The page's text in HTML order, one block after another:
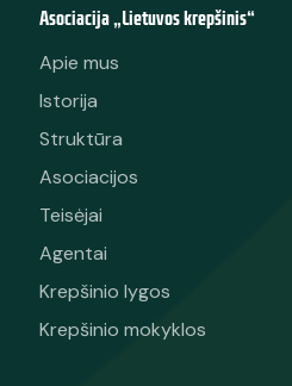
Asociacija „Lietuvos krepšinis“
Apie mus
Istorija
Struktūra
Asociacijos
Teisėjai
Agentai
Krepšinio lygos
Krepšinio mokyklos